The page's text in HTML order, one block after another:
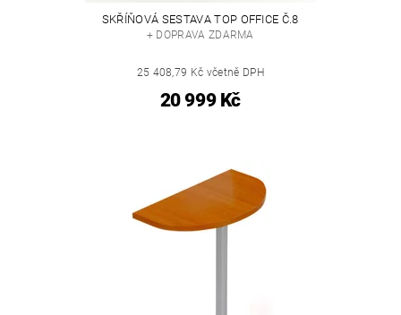
SKŘÍŇOVÁ SESTAVA TOP OFFICE Č.8
+ DOPRAVA ZDARMA
25 408,79 Kč včetně DPH
20 999 Kč